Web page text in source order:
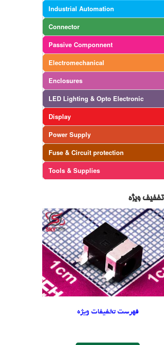
Industrial Automation
Connector
Passive Componnent
Electromechanical
Enclosures
LED Lighting & Opto Electronic
Display
Power Supply
Fuse & Circuit protection
Tools & Supplies
تخفیف ویژه
فهرست تخفیفات ویژه